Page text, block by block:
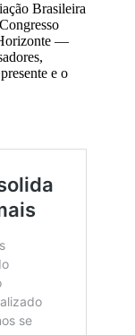
Brasileira
—
e o